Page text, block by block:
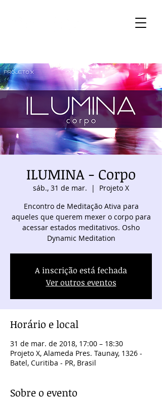
ILUMINA - Corpo
sáb., 31 de mar.
  |
Projeto X
Encontro de Meditação Ativa para
aqueles que querem mexer o corpo para
acessar estados meditativos. Osho
Dynamic Meditation
A inscrição está fechada
Ver outros eventos
Horário e local
31 de mar. de 2018, 17:00 – 18:30
Projeto X, Alameda Pres. Taunay, 1326 -
Batel, Curitiba - PR, Brasil
Sobre o evento